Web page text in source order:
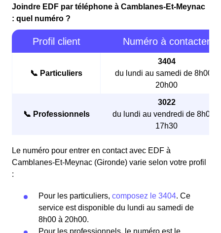
Joindre EDF par téléphone à Camblanes-Et-Meynac
: quel numéro ?
Profil client Numéro à contacter
📞 Particuliers
3404
du lundi au samedi de 8h00 à
20h00
📞 Professionnels
3022
du lundi au vendredi de 8h00 à
17h30
Le numéro pour entrer en contact avec EDF à
Camblanes-Et-Meynac (Gironde) varie selon votre profil
:
Pour les particuliers, composez le 3404. Ce
service est disponible du lundi au samedi de
8h00 à 20h00.